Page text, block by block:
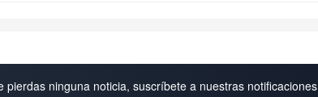
pierdas ninguna noticia, suscríbete a nuestras notificaciones